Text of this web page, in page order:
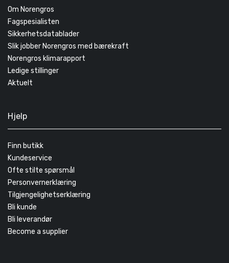
Om Norengros
Fagspesialisten
Sikkerhetsdatablader
Slik jobber Norengros med bærekraft
Norengros klimarapport
Ledige stillinger
Aktuelt
Hjelp
Finn butikk
Kundeservice
Ofte stilte spørsmål
Personvernerklæring
Tilgjengelighetserklæring
Bli kunde
Bli leverandør
Become a supplier